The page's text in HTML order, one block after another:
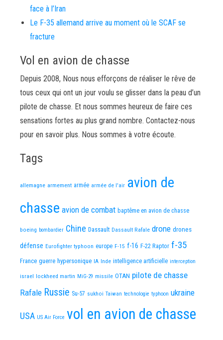
face à l’Iran
Le F-35 allemand arrive au moment où le SCAF se
fracture
Vol en avion de chasse
Depuis 2008, Nous nous efforçons de réaliser le rêve de
tous ceux qui ont un jour voulu se glisser dans la peau d’un
pilote de chasse. Et nous sommes heureux de faire ces
sensations fortes au plus grand nombre. Contactez-nous
pour en savoir plus. Nous sommes à votre écoute.
Tags
allemagne armement armée armée de l'air avion de
chasse avion de combat baptême en avion de chasse
boeing bombardier Chine Dassault Dassault Rafale drone drones
défense Eurofighter typhoon europe F-15 f-16 F-22 Raptor f-35
France guerre hypersonique IA Inde intelligence artificielle interception
israel lockheed martin MiG-29 missile OTAN pilote de chasse
Rafale Russie Su-57 sukhoi Taiwan technologie typhoon ukraine
USA US Air Force vol en avion de chasse